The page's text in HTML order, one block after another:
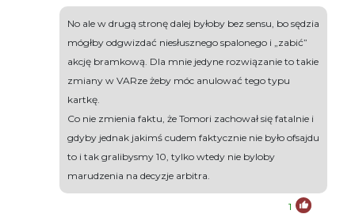
No ale w drugą stronę dalej byłoby bez sensu, bo sędzia
mógłby odgwizdać niesłusznego spalonego i „zabić”
akcję bramkową. Dla mnie jedyne rozwiązanie to takie
zmiany w VARze żeby móc anulować tego typu
kartkę.
Co nie zmienia faktu, że Tomori zachował się fatalnie i
gdyby jednak jakimś cudem faktycznie nie było ofsajdu
to i tak gralibysmy 10, tylko wtedy nie byloby
marudzenia na decyzje arbitra.
1